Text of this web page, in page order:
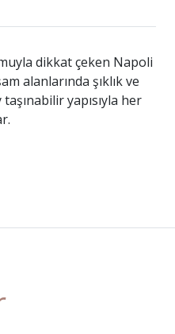
dikkat çeken Napoli
alanlarında şıklık ve
yapısıyla her